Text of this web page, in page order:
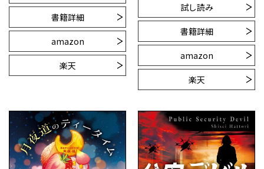
書籍詳細
amazon
楽天
試し読み
書籍詳細
amazon
楽天